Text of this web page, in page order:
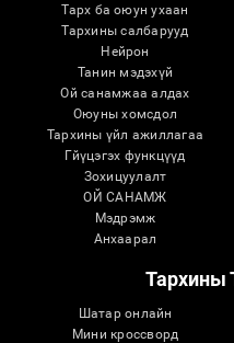
Тарх ба оюун ухаан
Тархины салбарууд
Нейрон
Танин мэдэхүй
Ой санамжаа алдах
Оюуны хомсдол
Тархины үйл ажиллагаа
Гйүцэгэх функцүүд
Зохицуулалт
ОЙ САНАМЖ
Мэдрэмж
Анхаарал
Тархины
Шатар онлайн
Мини кроссворд